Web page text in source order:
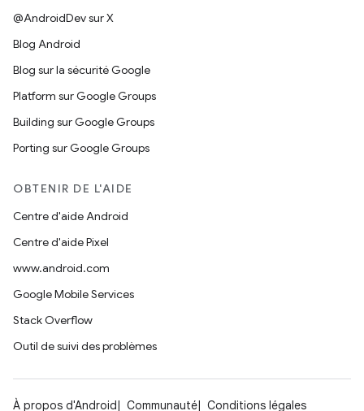
@AndroidDev sur X
Blog Android
Blog sur la sécurité Google
Platform sur Google Groups
Building sur Google Groups
Porting sur Google Groups
OBTENIR DE L'AIDE
Centre d'aide Android
Centre d'aide Pixel
www.android.com
Google Mobile Services
Stack Overflow
Outil de suivi des problèmes
À propos d'Android Communauté Conditions légales